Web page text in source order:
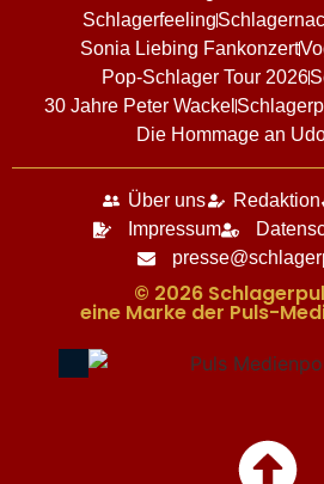
Schlagerfeeling
Sonia Liebing Fankonzert
Pop-Schlager Tour 2026
30 Jahre Peter Wackel
Die Hommage an
Über uns Redaktion
Impressum
© 2026
eine Marke der Puls-